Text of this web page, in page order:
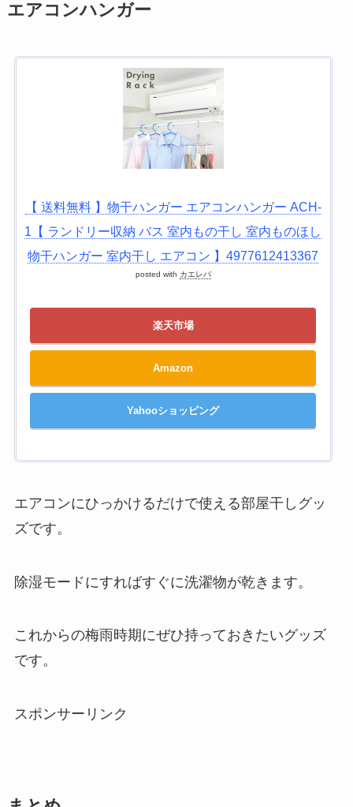
エアコンハンガー
【 送料無料 】物干ハンガー エアコンハンガー ACH-
1【 ランドリー収納 バス 室内もの干し 室内ものほし
物干ハンガー 室内干し エアコン 】4977612413367
posted with カエレバ
楽天市場
Amazon
Yahooショッピング
エアコンにひっかけるだけで使える部屋干しグッ
ズです。
除湿モードにすればすぐに洗濯物が乾きます。
これからの梅雨時期にぜひ持っておきたいグッズ
です。
スポンサーリンク